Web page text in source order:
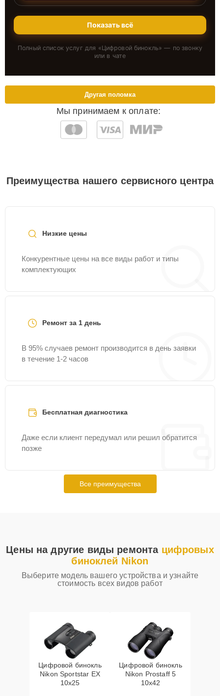
Показать всё
Полный список услуг для «Цифровой бинокль» — по звонку
или в чате
Мы принимаем к оплате:
Другая поломка
Преимущества нашего сервисного центра
Низкие цены
Конкурентные цены на все виды работ и типы
комплектующих
Ремонт за 1 день
В 95% случаев ремонт производится в день заявки
в течение 1-2 часов
Бесплатная диагностика
Даже если клиент передумал или решил обратится
позже
Все преимущества
Цены на другие виды ремонта цифровых
биноклей Nikon
Выберите модель вашего устройства и узнайте
стоимость всех видов работ
Цифровой бинокль
Nikon Sportstar EX
10x25
Цифровой бинокль
Nikon Prostaff 5
10x42